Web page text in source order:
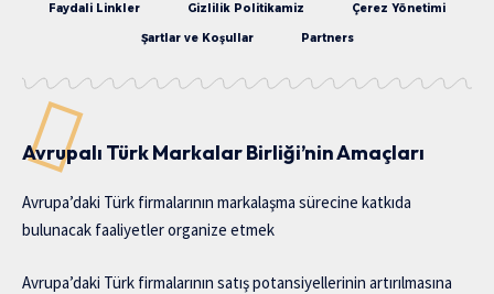
Faydali Linkler Gizlilik Politikamiz Çerez Yönetimi
Şartlar ve Koşullar Partners
Avrupalı Türk Markalar Birliği’nin Amaçları
Avrupa’daki Türk firmalarının markalaşma sürecine katkıda
bulunacak faaliyetler organize etmek
Avrupa’daki Türk firmalarının satış potansiyellerinin artırılmasına